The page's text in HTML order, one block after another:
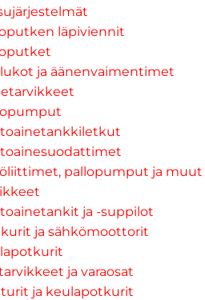
läpiviennit
ja äänenvaimentimet
pallopumput ja muut
ja -suppilot
ja sähkömoottorit
ja varaosat
ja keulapotkurit